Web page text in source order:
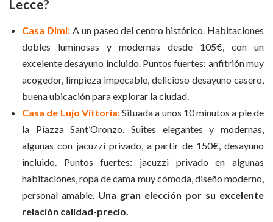
Lecce?
Casa Dimi:A un paseo del centro histórico. Habitaciones
dobles luminosas y modernas desde 105€, con un
excelente desayuno incluido. Puntos fuertes: anfitrión muy
acogedor, limpieza impecable, delicioso desayuno casero,
buena ubicación para explorar la ciudad.
Casa de Lujo Vittoria:Situada a unos 10 minutos a pie de
la Piazza Sant’Oronzo. Suites elegantes y modernas,
algunas con jacuzzi privado, a partir de 150€, desayuno
incluido. Puntos fuertes: jacuzzi privado en algunas
habitaciones, ropa de cama muy cómoda, diseño moderno,
personal amable. Una gran elección por su excelente
relación calidad-precio.